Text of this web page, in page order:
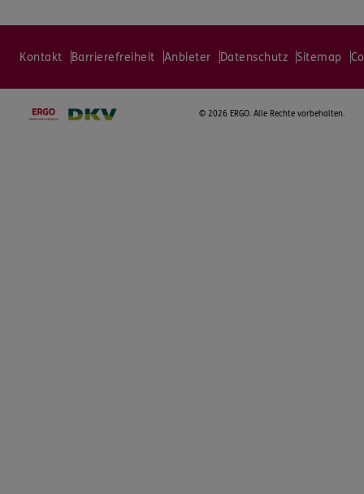
Kontakt Barrierefreiheit Anbieter Datenschutz Sitemap
© 2026 ERGO. Alle Rechte vorbehalten.